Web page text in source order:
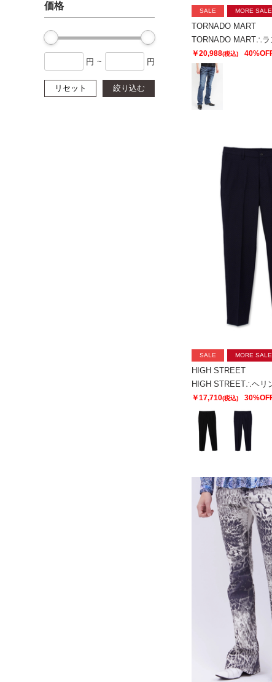
価格
円 ~ 円
リセット 絞り込む
SALE MORE SALE
TORNADO MART
￥20,988(税込)
SALE MORE SALE
HIGH STREET
￥17,710(税込)